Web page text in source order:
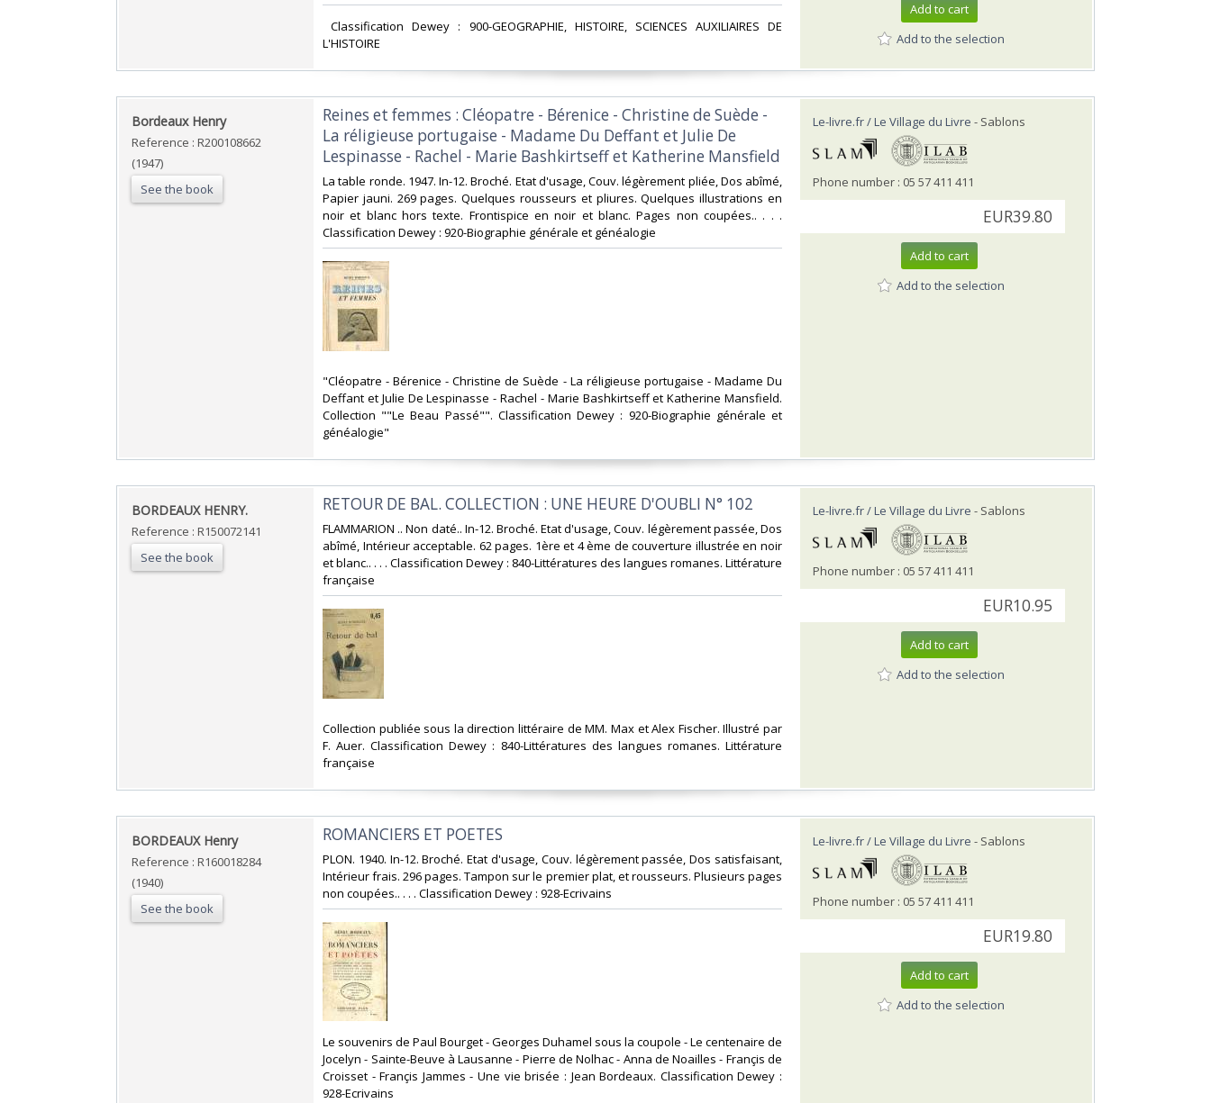
‎ Classification Dewey : 900-GEOGRAPHIE, HISTOIRE, SCIENCES AUXILIAIRES DE
L'HISTOIRE‎
Add to cart
Add to the selection
‎Bordeaux Henry‎
Reference : R200108662
(1947)
See the book
‎Reines et femmes : Cléopatre - Bérenice - Christine de Suède -
La réligieuse portugaise - Madame Du Deffant et Julie De
Lespinasse - Rachel - Marie Bashkirtseff et Katherine Mansfield‎
‎La table ronde. 1947. In-12. Broché. Etat d'usage, Couv. légèrement pliée, Dos abîmé,
Papier jauni. 269 pages. Quelques rousseurs et pliures. Quelques illustrations en
noir et blanc hors texte. Frontispice en noir et blanc. Pages non coupées.. . . .
Classification Dewey : 920-Biographie générale et généalogie‎
‎"Cléopatre - Bérenice - Christine de Suède - La réligieuse portugaise - Madame Du
Deffant et Julie De Lespinasse - Rachel - Marie Bashkirtseff et Katherine Mansfield.
Collection ""Le Beau Passé"". Classification Dewey : 920-Biographie générale et
généalogie"‎
Le-livre.fr / Le Village du Livre - Sablons
Phone number : 05 57 411 411
EUR39.80
Add to cart
Add to the selection
‎BORDEAUX HENRY.‎
Reference : R150072141
See the book
‎RETOUR DE BAL. COLLECTION : UNE HEURE D'OUBLI N° 102‎
‎FLAMMARION .. Non daté.. In-12. Broché. Etat d'usage, Couv. légèrement passée, Dos
abîmé, Intérieur acceptable. 62 pages. 1ère et 4 ème de couverture illustrée en noir
et blanc.. . . . Classification Dewey : 840-Littératures des langues romanes. Littérature
française‎
‎Collection publiée sous la direction littéraire de MM. Max et Alex Fischer. Illustré par
F. Auer. Classification Dewey : 840-Littératures des langues romanes. Littérature
française‎
Le-livre.fr / Le Village du Livre - Sablons
Phone number : 05 57 411 411
EUR10.95
Add to cart
Add to the selection
‎BORDEAUX Henry‎
Reference : R160018284
(1940)
See the book
‎ROMANCIERS ET POETES‎
‎PLON. 1940. In-12. Broché. Etat d'usage, Couv. légèrement passée, Dos satisfaisant,
Intérieur frais. 296 pages. Tampon sur le premier plat, et rousseurs. Plusieurs pages
non coupées.. . . . Classification Dewey : 928-Ecrivains‎
‎Le souvenirs de Paul Bourget - Georges Duhamel sous la coupole - Le centenaire de
Jocelyn - Sainte-Beuve à Lausanne - Pierre de Nolhac - Anna de Noailles - Françis de
Croisset - Françis Jammes - Une vie brisée : Jean Bordeaux. Classification Dewey :
928-Ecrivains‎
Le-livre.fr / Le Village du Livre - Sablons
Phone number : 05 57 411 411
EUR19.80
Add to cart
Add to the selection